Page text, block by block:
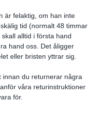
är felaktig, om han inte
tid (normalt 48 timmar
alltid i första hand
hand oss. Det åligger
eller bristen yttrar sig.
innan du returnerar några
våra returinstruktioner
för.